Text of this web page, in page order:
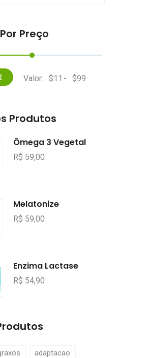
Preço
Valor: -
Produtos
Ômega 3 Vegetal
R$ 59,00
Melatonize
R$ 59,00
Enzima Lactase
R$ 54,90
adaptacao